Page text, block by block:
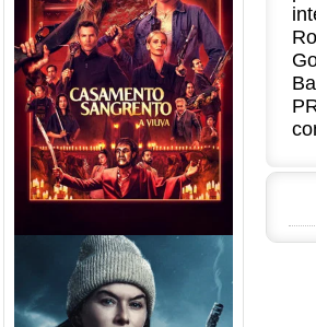
Casamento Sangrento: A
Viúva Torrent (2026) WEB-DL
720p/1080p/4K Dual Áudio